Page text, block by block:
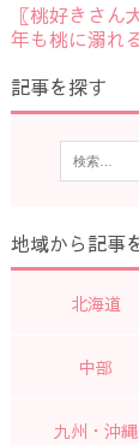
〖桃好きさ
年も桃に溺れ
記事を探す
地域から記事
北海道
中部
九州・沖縄